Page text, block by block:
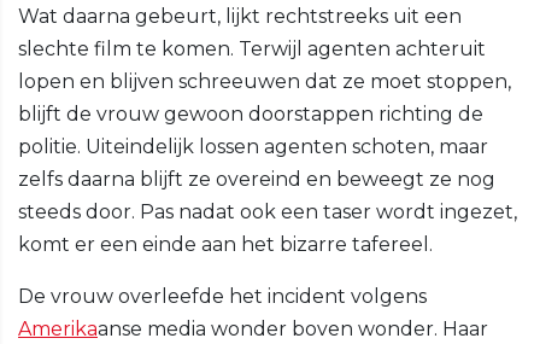
Wat daarna gebeurt, lijkt rechtstreeks uit een
slechte film te komen. Terwijl agenten achteruit
lopen en blijven schreeuwen dat ze moet stoppen,
blijft de vrouw gewoon doorstappen richting de
politie. Uiteindelijk lossen agenten schoten, maar
zelfs daarna blijft ze overeind en beweegt ze nog
steeds door. Pas nadat ook een taser wordt ingezet,
komt er een einde aan het bizarre tafereel.
De vrouw overleefde het incident volgens
Amerikaanse media wonder boven wonder. Haar